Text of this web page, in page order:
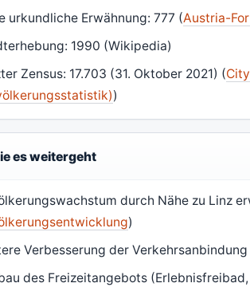
urkundliche Erwähnung: 777 (Austria-
1990 (Wikipedia)
Zensus: 17.703 (31. Oktober 2021) (
)
es weitergeht
durch Nähe zu Linz
)
Verbesserung der
des Freizeitangebots